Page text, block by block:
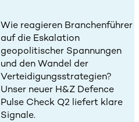
Wie reagieren Branchenführer
auf die Eskalation
geopolitischer Spannungen
und den Wandel der
Verteidigungsstrategien?
Unser neuer H&Z Defence
Pulse Check Q2 liefert klare
Signale.